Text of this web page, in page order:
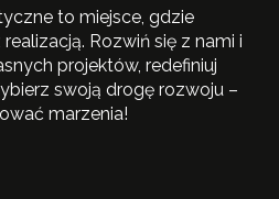
to miejsce, gdzie
Rozwiń się z nami i
projektów, redefiniuj
swoją drogę rozwoju –
marzenia!